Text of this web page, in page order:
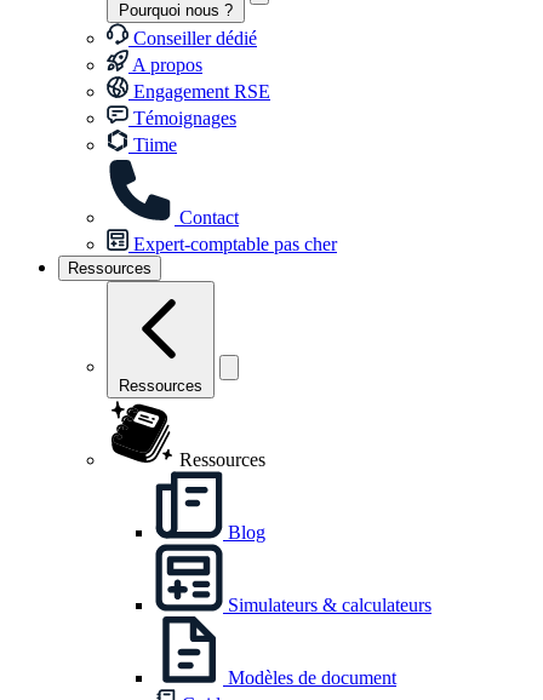
Pourquoi nous ?
Conseiller dédié
A propos
Engagement RSE
Témoignages
Tiime
Contact
Expert-comptable pas cher
Ressources
Ressources
Ressources
Blog
Simulateurs & calculateurs
Modèles de document